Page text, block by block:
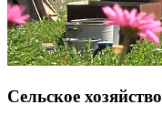
Сельское хозяйство